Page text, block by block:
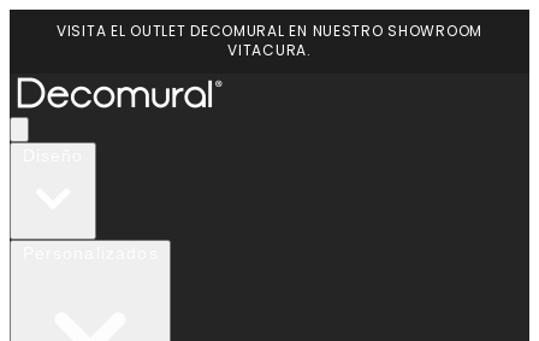
VISITA EL OUTLET DECOMURAL EN NUESTRO SHOWROOM
VITACURA.